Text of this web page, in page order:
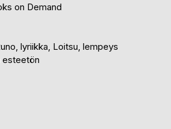
on Demand
lyriikka, Loitsu, lempeys
esteetön